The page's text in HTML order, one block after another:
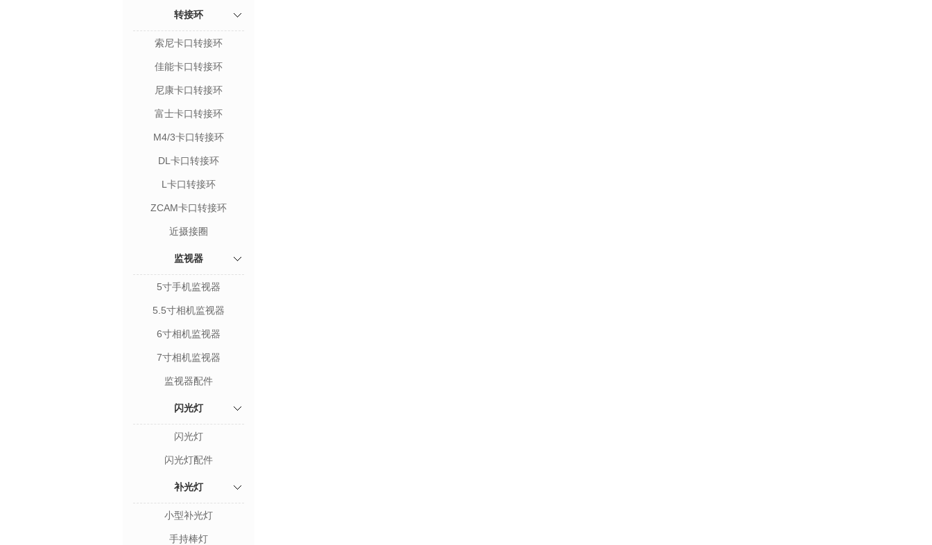
转接环
索尼卡口转接环
佳能卡口转接环
尼康卡口转接环
富士卡口转接环
M4/3卡口转接环
DL卡口转接环
L卡口转接环
ZCAM卡口转接环
近摄接圈
监视器
5寸手机监视器
5.5寸相机监视器
6寸相机监视器
7寸相机监视器
监视器配件
闪光灯
闪光灯
闪光灯配件
补光灯
小型补光灯
手持棒灯